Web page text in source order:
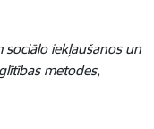
iekļaušanos un
metodes,